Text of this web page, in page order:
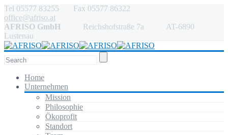
Tel 05577 83255 Fax 05577 86322
office@afriso.at
AFRISO GmbH Reichshofstraße 7a AT-6890
Lustenau
Home
Unternehmen
Mission
Philosophie
Ökoprofit
Standort